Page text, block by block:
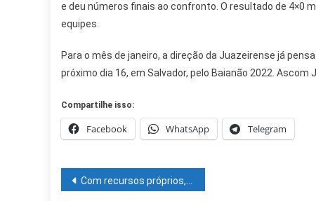
e deu números finais ao confronto. O resultado de
equipes.
Para o mês de janeiro, a direção da Juazeirense já
próximo dia 16, em Salvador, pelo Baianão 2022. Ascom
Compartilhe isso:
Facebook WhatsApp Telegram
Navegação
Com recursos próprios, Prefeitura de Juazeiro mantém contas em dia e demonstra equilíbrio financeiro